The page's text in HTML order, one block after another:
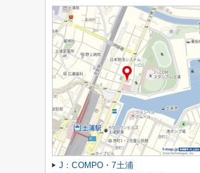
J：COMPO・7土浦